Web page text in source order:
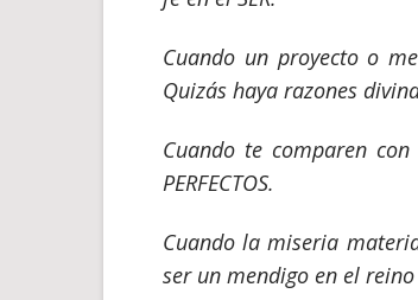
Cuando un proyecto o
Quizás haya razones
Cuando te comparen
PERFECTOS.
Cuando la miseria
ser un mendigo en el